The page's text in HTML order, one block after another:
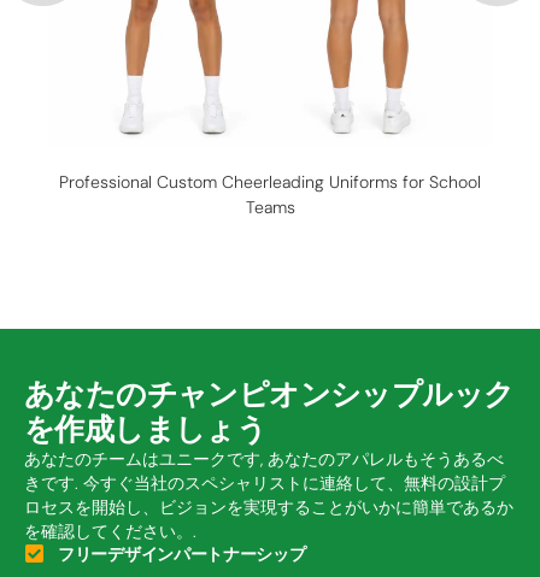
Professional Custom Cheerleading Uniforms for School
Teams
あなたのチャンピオンシップルック
を作成しましょう
あなたのチームはユニークです, あなたのアパレルもそうあるべ
きです. 今すぐ当社のスペシャリストに連絡して、無料の設計プ
ロセスを開始し、ビジョンを実現することがいかに簡単であるか
を確認してください。.
フリーデザインパートナーシップ